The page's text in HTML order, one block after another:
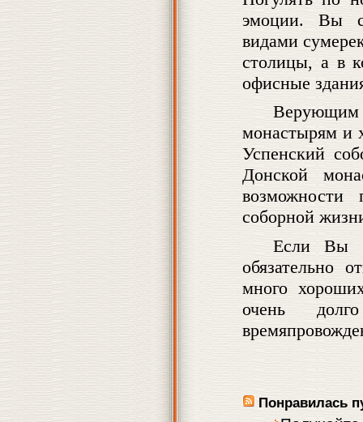
эмоции. Вы
видами
столицы, а в
офисные
монастырям и
Успенский
Донской
возможности
соборной
Если Вы
обязательно
много
очень
Понравилась